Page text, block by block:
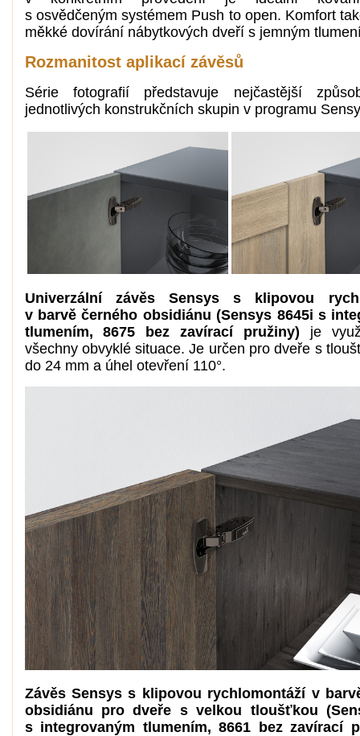
s osvědčeným systémem Push to open. Komfort
měkké dovírání nábytkových dveří s jemným
Rozmanitost aplikací závěsů
Série fotografií představuje nejčastější
jednotlivých konstrukčních skupin v programu
Univerzální závěs Sensys s klipovou
v barvě černého obsidiánu (Sensys 8645i s
tlumením, 8675 bez zavírací pružiny) je
všechny obvyklé situace. Je určen pro dveře s
do 24 mm a úhel otevření 110°.
Závěs Sensys s klipovou rychlomontáží v
obsidiánu pro dveře s velkou tloušťkou
s integrovaným tlumením, 8661 bez zavírací